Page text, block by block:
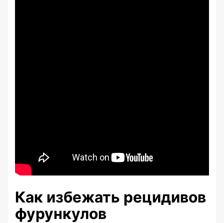
Как избежать рецидивов
фурункулов